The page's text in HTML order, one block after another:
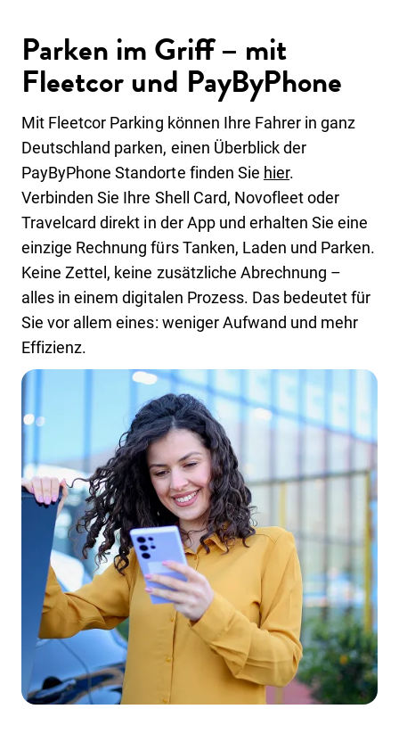
Parken im Griff – mit
Fleetcor und PayByPhone
Mit Fleetcor Parking können Ihre Fahrer in ganz
Deutschland parken, einen Überblick der
PayByPhone Standorte finden Sie hier.
Verbinden Sie Ihre Shell Card, Novofleet oder
Travelcard direkt in der App und erhalten Sie eine
einzige Rechnung fürs Tanken, Laden und Parken.
Keine Zettel, keine zusätzliche Abrechnung –
alles in einem digitalen Prozess. Das bedeutet für
Sie vor allem eines: weniger Aufwand und mehr
Effizienz.